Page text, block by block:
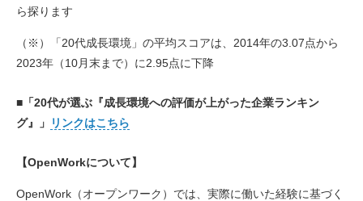
ら探ります
（※）「20代成長環境」の平均スコアは、2014年の3.07点から
2023年（10月末まで）に2.95点に下降
■「20代が選ぶ『成長環境への評価が上がった企業ランキン
グ』」
リンクはこちら
【OpenWorkについて】
OpenWork（オープンワーク）では、実際に働いた経験に基づく